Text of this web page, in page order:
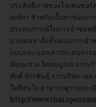
ซอฟต์แวร์
ข่าว
อบรม
DOWNLOAD
ประสิทธิภาพของโอเพนซอ
องค์กร สำหรับเนื้อหาของก
ประสบการณ์ในการนำซอฟ
มาบอกเล่าถึงขั้นตอนการนำ
แบบและบอกเล่าประสบกา
มีคุณเชวง จิตสมบูรณ์ จากบ
ศักดิ์ จักรพันธุ์ จากบริษัท เอ
ใดที่สนใจ สามารถดูรายละเ
http://